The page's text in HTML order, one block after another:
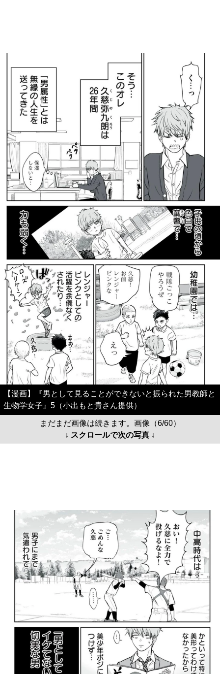
【漫画】『男として見ることができないと振られた男教師と
生物学女子』5（小出もと貴さん提供）
まだまだ画像は続きます。画像（6/60）
↓ スクロールで次の写真 ↓